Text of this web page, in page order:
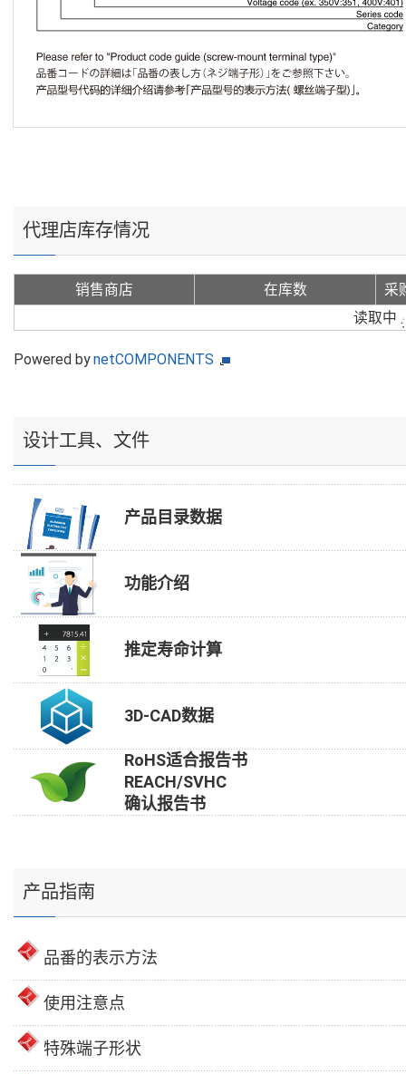
代理店库存情况
销售商店 在库数
采
读取中
Powered bynetCOMPONENTS
设计工具、文件
产品目录数据
功能介绍
推定寿命计算
3D-CAD数据
RoHS适合报告书
REACH/SVHC
确认报告书
产品指南
品番的表示方法
使用注意点
特殊端子形状